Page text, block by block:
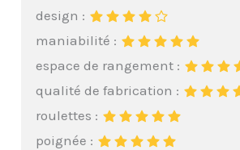
design :
maniabilité :
espace de rangement :
qualité de fabrication :
roulettes :
poignée :